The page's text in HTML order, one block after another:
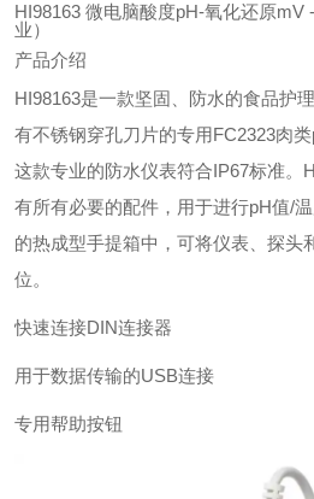
HI98163 微电脑酸度pH-氧化还原mV
业）
产品介绍
HI98163是一款坚固、防水的食品护理
有不锈钢穿孔刀片的专用FC2323肉类
这款专业的防水仪表符合IP67标准。
有所有必要的配件，用于进行pH值/
的热成型手提箱中，可将仪表、探头
位。
快速连接DIN连接器
用于数据传输的USB连接
专用帮助按钮